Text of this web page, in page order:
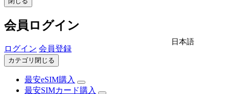
会員ログイン
ログイン 会員登録
日本語
カテゴリ閉じる
最安eSIM購入
最安SIMカード購入